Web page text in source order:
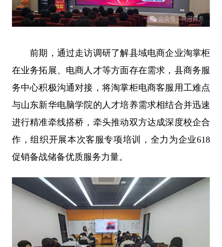
前期，通过走访调研了解县域电商企业淘掌柜
在业务拓展、电商人才等方面存在需求，县商务服
务中心积极沟通对接，将淘掌柜电商客服用工难点
与山东新华电脑学院的人才培养需求相结合并迅速
进行精准牵线搭桥，牵头推动双方达成深度校企合
作，组织开展本次客服专项培训，全力为企业618
促销备战储备优质服务力量。